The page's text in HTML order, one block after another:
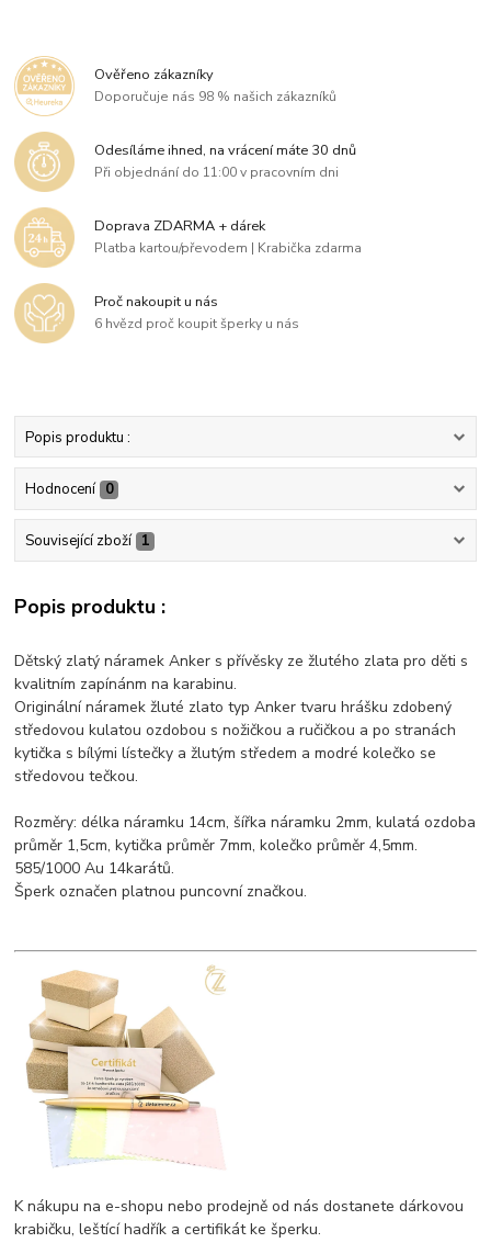
Ověřeno zákazníky
Doporučuje nás 98 % našich zákazníků
Odesíláme ihned, na vrácení máte 30 dnů
Při objednání do 11:00 v pracovním dni
Doprava ZDARMA + dárek
Platba kartou/převodem | Krabička zdarma
Proč nakoupit u nás
6 hvězd proč koupit šperky u nás
Popis produktu :
Hodnocení 0
Související zboží 1
Popis produktu :
Dětský zlatý náramek Anker s přívěsky ze žlutého zlata pro děti s
kvalitním zapínánm na karabinu.
Originální náramek žluté zlato typ Anker tvaru hrášku zdobený
středovou kulatou ozdobou s nožičkou a ručičkou a po stranách
kytička s bílými lístečky a žlutým středem a modré kolečko se
středovou tečkou.
Rozměry: délka náramku 14cm, šířka náramku 2mm, kulatá ozdoba
průměr 1,5cm, kytička průměr 7mm, kolečko průměr 4,5mm.
585/1000 Au 14karátů.
Šperk označen platnou puncovní značkou.
K nákupu na e-shopu nebo prodejně od nás dostanete dárkovou
krabičku, leštící hadřík a certifikát ke šperku.